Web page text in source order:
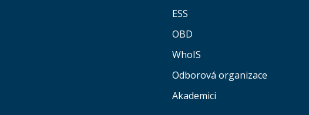
ESS
OBD
WhoIS
Odborová organizace
Akademici